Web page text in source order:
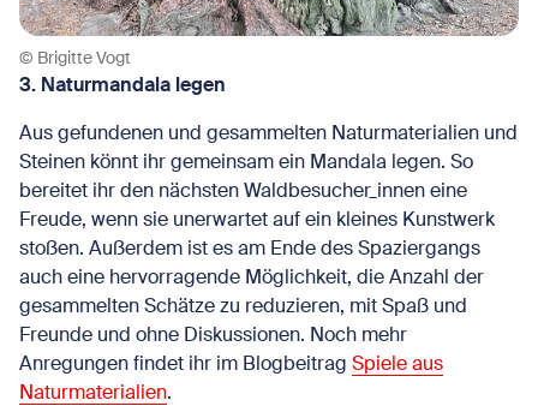
© Brigitte Vogt
3. Naturmandala legen
Aus gefundenen und gesammelten Naturmaterialien und
Steinen könnt ihr gemeinsam ein Mandala legen. So
bereitet ihr den nächsten Waldbesucher_innen eine
Freude, wenn sie unerwartet auf ein kleines Kunstwerk
stoßen. Außerdem ist es am Ende des Spaziergangs
auch eine hervorragende Möglichkeit, die Anzahl der
gesammelten Schätze zu reduzieren, mit Spaß und
Freunde und ohne Diskussionen. Noch mehr
Anregungen findet ihr im Blogbeitrag Spiele aus
Naturmaterialien.